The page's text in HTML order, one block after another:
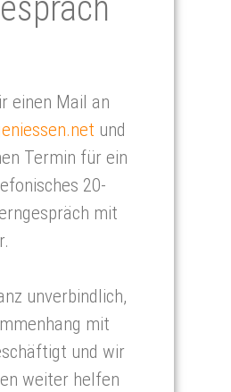
einen Mail an
und
Termin für ein
20-
mit
unverbindlich,
mit
und wir
weiter helfen